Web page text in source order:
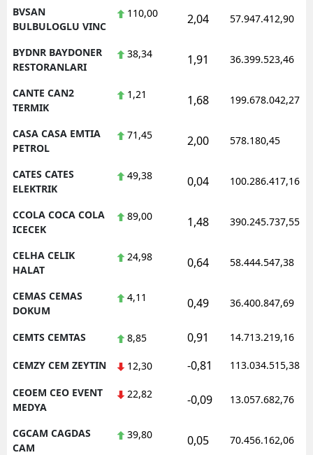
BVSAN
BULBULOGLU VINC
110,00 2,04 57.947.412,90
BYDNR BAYDONER
RESTORANLARI
38,34 1,91 36.399.523,46
CANTE CAN2
TERMIK
1,21 1,68 199.678.042,27
CASA CASA EMTIA
PETROL
71,45 2,00 578.180,45
CATES CATES
ELEKTRIK
49,38 0,04 100.286.417,16
CCOLA COCA COLA
ICECEK
89,00 1,48 390.245.737,55
CELHA CELIK
HALAT
24,98 0,64 58.444.547,38
CEMAS CEMAS
DOKUM
4,11 0,49 36.400.847,69
CEMTS CEMTAS 8,85 0,91 14.713.219,16
CEMZY CEM ZEYTIN 12,30 -0,81 113.034.515,38
CEOEM CEO EVENT
MEDYA
22,82 -0,09 13.057.682,76
CGCAM CAGDAS
CAM
39,80 0,05 70.456.162,06